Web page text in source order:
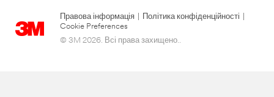
Правова інформація Політика конфіденційності
Cookie Preferences
© 3M 2026. Всі права захищено..